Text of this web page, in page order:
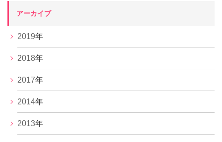
アーカイブ
2019年
2018年
2017年
2014年
2013年